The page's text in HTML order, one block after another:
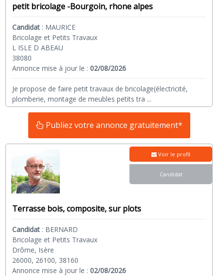
petit bricolage -Bourgoin, rhone alpes
Candidat : MAURICE
Bricolage et Petits Travaux
L ISLE D ABEAU
38080
Annonce mise à jour le :02/08/2026
Je propose de faire petit travaux de bricolage(électricité,
plomberie, montage de meubles petits tra ...
Publiez votre annonce gratuitement*
Terrasse bois, composite, sur plots
Candidat : BERNARD
Bricolage et Petits Travaux
Drôme, Isère
26000, 26100, 38160
Annonce mise à jour le :02/08/2026
Voir le profil
Candidat